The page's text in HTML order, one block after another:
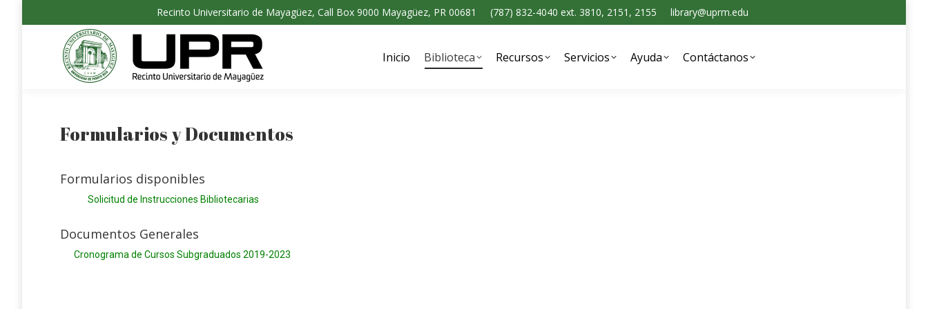
Recinto Universitario de Mayagüez, Call Box 9000 Mayagüez, PR 00681 (787) 832-4040 ext. 3810, 2151, 2155 library@uprm.edu
Inicio Biblioteca Recursos Servicios Ayuda Contáctanos
Formularios y Documentos
Formularios disponibles
Solicitud de Instrucciones Bibliotecarias
Documentos Generales
Cronograma de Cursos Subgraduados 2019-2023
Inicio Biblioteca Recursos Servicios Ayuda Contáctanos